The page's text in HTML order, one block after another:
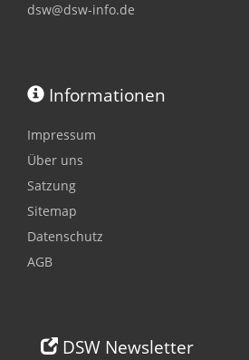
dsw@dsw-info.de
Informationen
Impressum
Über uns
Satzung
Sitemap
Datenschutz
AGB
DSW Newsletter